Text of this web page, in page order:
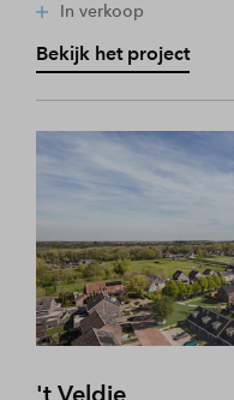
In verkoop
Bekijk het project
't Veldje